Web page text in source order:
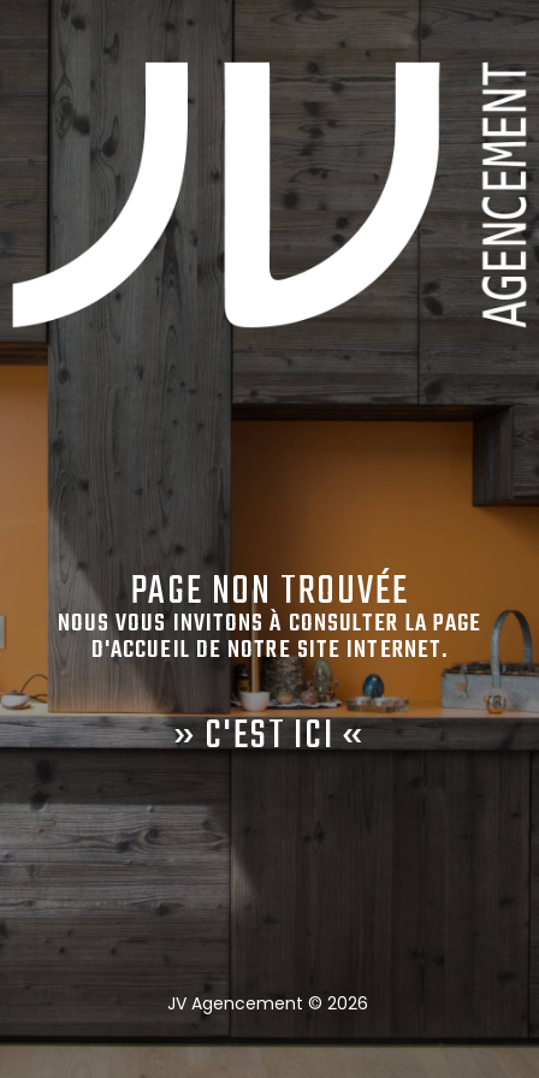
PAGE NON TROUVÉE
NOUS VOUS INVITONS À CONSULTER LA PAGE
D'ACCUEIL DE NOTRE SITE INTERNET.
»C'EST ICI«
JV Agencement © 2026